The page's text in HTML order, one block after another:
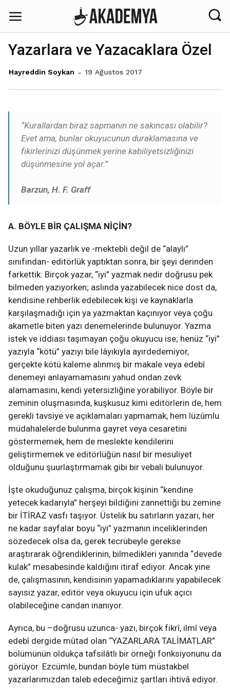
Yazarlara ve Yazacaklara Özel
Hayreddin Soykan 19 Ağustos 2017
“Kurallardan biraz sapmanın ne sakıncası olabilir?
Evet ama, bunlar okuyucunun duraklamasına ve
fikirlerinizi düşünmek yerine kabiliyetsizliğinizi
düşünmesine yol açar.”
Barzun, H. F. Graff
A. BÖYLE BİR ÇALIŞMA NİÇİN?
Uzun yıllar yazarlık ve -mektebli değil de “alaylı”
sınıfından- editörlük yaptıktan sonra, bir şeyi derinden
farkettik: Birçok yazar, “iyi” yazmak nedir doğrusu pek
bilmeden yazıyorken; aslında yazabilecek nice dost da,
kendisine rehberlik edebilecek kişi ve kaynaklarla
karşılaşmadığı için ya yazmaktan kaçınıyor veya çoğu
akametle biten yazı denemelerinde bulunuyor. Yazma
istek ve iddiası taşımayan çoğu okuyucu ise; henüz “iyi”
yazıyla “kötü” yazıyı bile lâyıkıyla ayırdedemiyor,
gerçekte kötü kaleme alınmış bir makale veya edebî
denemeyi anlayamamasını yahud ondan zevk
alamamasını, kendi yetersizliğine yorabiliyor. Böyle bir
zeminin oluşmasında, kuşkusuz kimi editörlerin de, hem
gerekli tavsiye ve açıklamaları yapmamak, hem lüzûmlu
müdahalelerde bulunma gayret veya cesaretini
göstermemek, hem de meslekte kendilerini
geliştirmemek ve editörlüğün nasıl bir mesuliyet
olduğunu şuurlaştırmamak gibi bir vebali bulunuyor.
İşte okuduğunuz çalışma, birçok kişinin “kendine
yetecek kadarıyla” herşeyi bildiğini zannettiği bu zemine
bir İTİRAZ vasfı taşıyor. Üstelik bu satırların yazarı, her
ne kadar sayfalar boyu “iyi” yazmanın inceliklerinden
sözedecek olsa da, gerek tecrübeyle gerekse
araştırarak öğrendiklerinin, bilmedikleri yanında “devede
kulak” mesabesinde kaldığını itiraf ediyor. Ancak yine
de, çalışmasının, kendisinin yapamadıklarını yapabilecek
sayısız yazar, editör veya okuyucu için ufuk açıcı
olabileceğine candan inanıyor.
Ayrıca, bu –doğrusu uzunca- yazı, birçok fikrî, ilmî veya
edebî dergide mûtad olan “YAZARLARA TALİMATLAR”
bölümünün oldukça tafsilâtlı bir örneği fonksiyonunu da
görüyor. Ezcümle, bundan böyle tüm müstakbel
yazarlarımızdan taleb edeceğimiz şartları ihtivâ ediyor.